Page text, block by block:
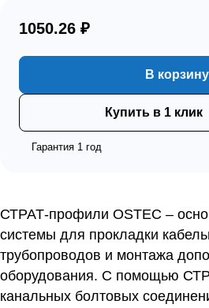
1050.26 ₽
В корзину
Купить в 1 клик
Гарантия 1 год
СТРАТ-профили OSTEC –
системы для прокладки
трубопроводов и монтажа
оборудования. С помощью
канальных болтовых